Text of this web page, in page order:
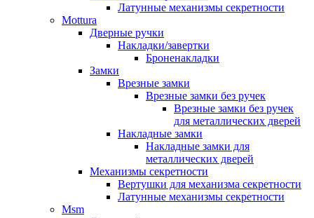
Латунные механизмы секретности
Mottura
Дверные ручки
Накладки/завертки
Броненакладки
Замки
Врезные замки
Врезные замки без ручек
Врезные замки без ручек
для металлических дверей
Накладные замки
Накладные замки для
металлических дверей
Механизмы секретности
Вертушки для механизма секретности
Латунные механизмы секретности
Msm